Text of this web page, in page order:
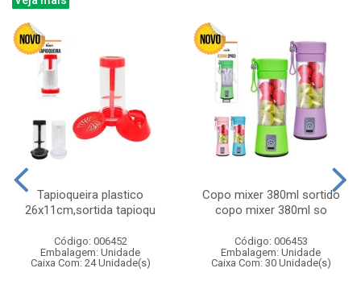
Tapioqueira plastico
26x11cm,sortida tapioqu
Código: 006452
Embalagem: Unidade
Caixa Com: 24 Unidade(s)
Copo mixer 380ml sortido
copo mixer 380ml so
Código: 006453
Embalagem: Unidade
Caixa Com: 30 Unidade(s)